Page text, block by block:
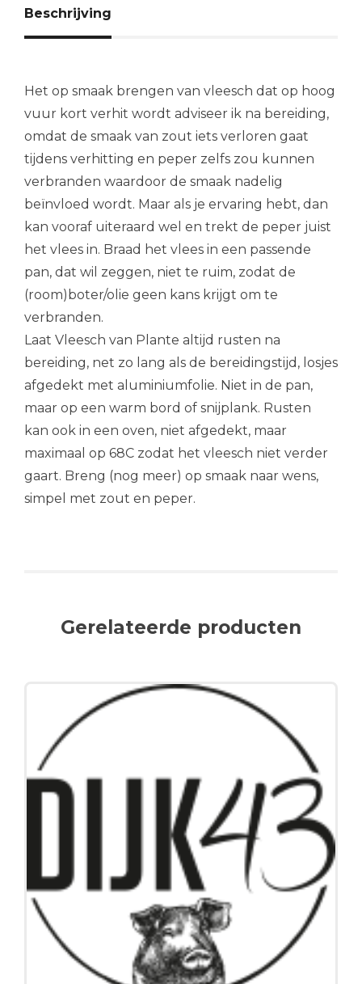
Beschrijving
Het op smaak brengen van vleesch dat op hoog
vuur kort verhit wordt adviseer ik na bereiding,
omdat de smaak van zout iets verloren gaat
tijdens verhitting en peper zelfs zou kunnen
verbranden waardoor de smaak nadelig
beïnvloed wordt. Maar als je ervaring hebt, dan
kan vooraf uiteraard wel en trekt de peper juist
het vlees in. Braad het vlees in een passende
pan, dat wil zeggen, niet te ruim, zodat de
(room)boter/olie geen kans krijgt om te
verbranden.
Laat Vleesch van Plante altijd rusten na
bereiding, net zo lang als de bereidingstijd, losjes
afgedekt met aluminiumfolie. Niet in de pan,
maar op een warm bord of snijplank. Rusten
kan ook in een oven, niet afgedekt, maar
maximaal op 68C zodat het vleesch niet verder
gaart. Breng (nog meer) op smaak naar wens,
simpel met zout en peper.
Gerelateerde producten